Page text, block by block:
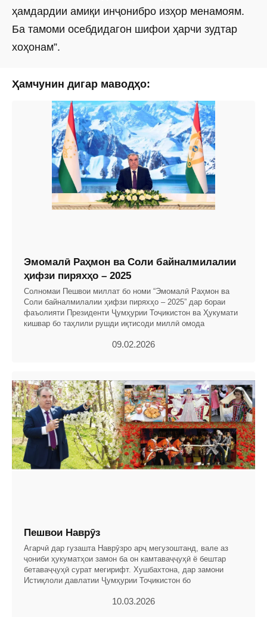
ҳамдардии амиқи инҷонибро изҳор менамоям.
Ба тамоми осебдидагон шифои ҳарчи зудтар
хоҳонам”.
Ҳамчунин дигар маводҳо:
Эмомалӣ Раҳмон ва Соли байналмилалии
ҳифзи пиряхҳо – 2025
Солномаи Пешвои миллат бо номи “Эмомалӣ Раҳмон ва
Соли байналмилалии ҳифзи пиряхҳо – 2025” дар бораи
фаъолияти Президенти Ҷумҳурии Тоҷикистон ва Ҳукумати
кишвар бо таҳлили рушди иқтисоди миллӣ омода
09.02.2026
Пешвои Наврӯз
Агарчӣ дар гузашта Наврӯзро арҷ мегузоштанд, вале аз
ҷониби ҳукуматҳои замон ба он камтаваҷҷуҳӣ ё бештар
бетаваҷҷуҳӣ сурат мегирифт. Хушбахтона, дар замони
Истиқлоли давлатии Ҷумҳурии Тоҷикистон бо
10.03.2026